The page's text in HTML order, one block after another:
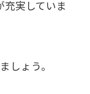
実していま
しょう。